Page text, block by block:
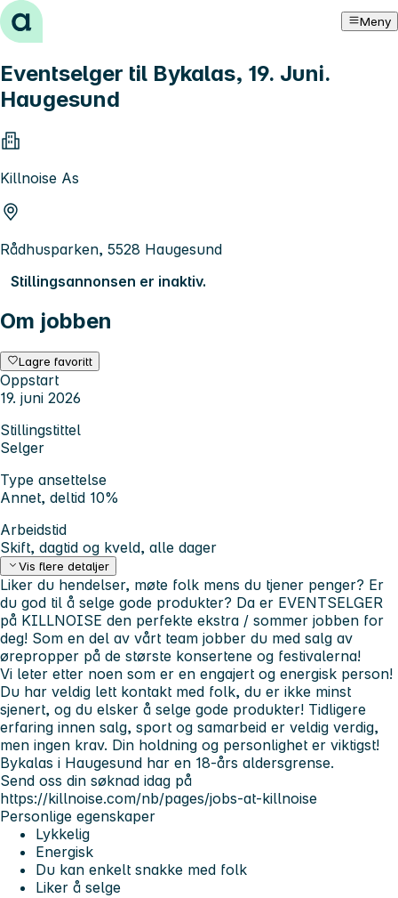
Hopp til innhold Meny
Eventselger til Bykalas, 19. Juni.
Haugesund
Killnoise As
Rådhusparken, 5528 Haugesund
Stillingsannonsen er inaktiv.
Om jobben
Lagre favoritt
Oppstart
19. juni 2026
Stillingstittel
Selger
Type ansettelse
Annet, deltid 10%
Arbeidstid
Skift, dagtid og kveld, alle dager
Vis flere detaljer
Liker du hendelser, møte folk mens du tjener penger? Er
du god til å selge gode produkter? Da er EVENTSELGER
på KILLNOISE den perfekte ekstra / sommer jobben for
deg! Som en del av vårt team jobber du med salg av
ørepropper på de største konsertene og festivalerna!
Vi leter etter noen som er en engajert og energisk person!
Du har veldig lett kontakt med folk, du er ikke minst
sjenert, og du elsker å selge gode produkter! Tidligere
erfaring innen salg, sport og samarbeid er veldig verdig,
men ingen krav. Din holdning og personlighet er viktigst!
Bykalas i Haugesund har en 18-års aldersgrense.
Send oss din søknad idag på
https://killnoise.com/nb/pages/jobs-at-killnoise
Personlige egenskaper
Lykkelig
Energisk
Du kan enkelt snakke med folk
Liker å selge